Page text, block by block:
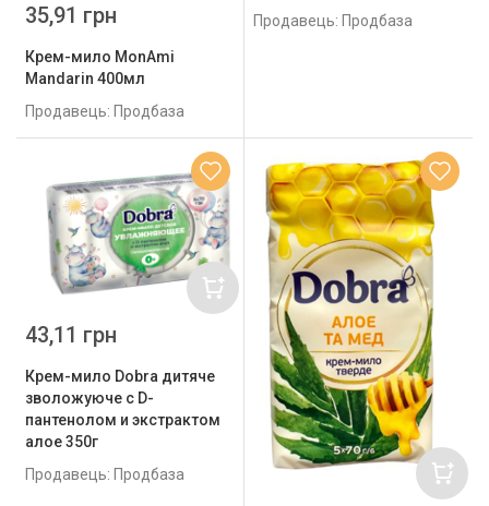
Крем-мило MonAmi
Mandarin 400мл
Продавець: Продбаза
35,91 грн
Продавець: Продбаза
Крем-мило Dobra дитяче
зволожуюче с D-
пантенолом и экстрактом
алое 350г
Продавець: Продбаза
43,11 грн